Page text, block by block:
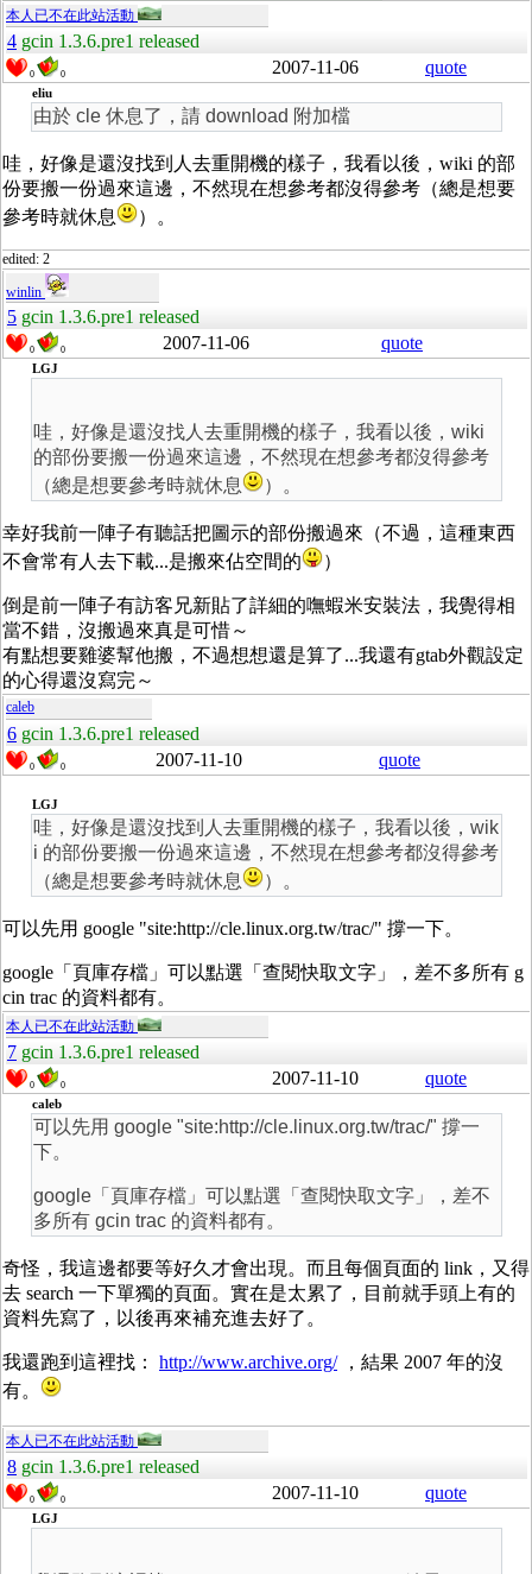
本人已不在此站活動
4 gcin 1.3.6.pre1 released
0 0 2007-11-06 quote
eliu
由於 cle 休息了，請 download 附加檔
哇，好像是還沒找到人去重開機的樣子，我看以後，wiki 的部
份要搬一份過來這邊，不然現在想參考都沒得參考（總是想要
參考時就休息
）。
edited: 2
winlin
5 gcin 1.3.6.pre1 released
0 0 2007-11-06 quote
LGJ
哇，好像是還沒找人去重開機的樣子，我看以後，wiki
的部份要搬一份過來這邊，不然現在想參考都沒得參考
（總是想要參考時就休息
）。
幸好我前一陣子有聽話把圖示的部份搬過來（不過，這種東西
不會常有人去下載...是搬來佔空間的
）
倒是前一陣子有訪客兄新貼了詳細的嘸蝦米安裝法，我覺得相
當不錯，沒搬過來真是可惜～
有點想要雞婆幫他搬，不過想想還是算了...我還有gtab外觀設定
的心得還沒寫完～
caleb
6 gcin 1.3.6.pre1 released
0 0 2007-11-10 quote
LGJ
哇，好像是還沒找到人去重開機的樣子，我看以後，wik
i 的部份要搬一份過來這邊，不然現在想參考都沒得參考
（總是想要參考時就休息
）。
可以先用 google "site:http://cle.linux.org.tw/trac/" 撐一下。
google「頁庫存檔」可以點選「查閱快取文字」，差不多所有 g
cin trac 的資料都有。
本人已不在此站活動
7 gcin 1.3.6.pre1 released
0 0 2007-11-10 quote
caleb
可以先用 google "site:http://cle.linux.org.tw/trac/" 撐一
下。
google「頁庫存檔」可以點選「查閱快取文字」，差不
多所有 gcin trac 的資料都有。
奇怪，我這邊都要等好久才會出現。而且每個頁面的 link，又得
去 search 一下單獨的頁面。實在是太累了，目前就手頭上有的
資料先寫了，以後再來補充進去好了。
我還跑到這裡找： http://www.archive.org/，結果 2007 年的沒
有。
本人已不在此站活動
8 gcin 1.3.6.pre1 released
0 0 2007-11-10 quote
LGJ